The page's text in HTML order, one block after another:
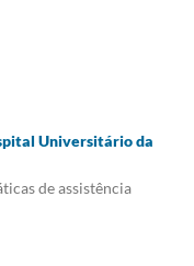
Universitário da
de assistência